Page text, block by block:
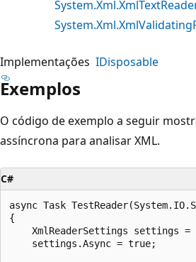
Implementações IDisposable
Exemplos
O código de exemplo a seguir
assíncrona para analisar XML.
C#
async Task
{
XmlReaderSettings settings =
    settings.Async = true;